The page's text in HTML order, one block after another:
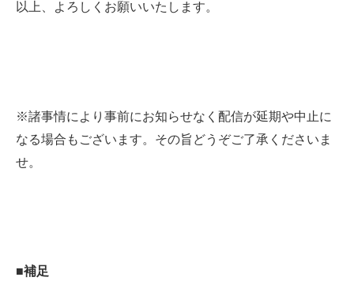
以上、よろしくお願いいたします。
※諸事情により事前にお知らせなく配信が延期や中止に
なる場合もございます。その旨どうぞご了承くださいま
せ。
■補足